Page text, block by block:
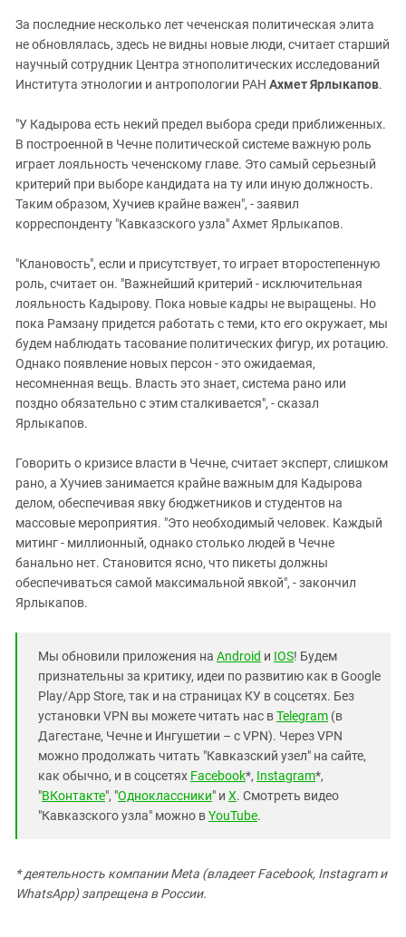
За последние несколько лет чеченская политическая элита
не обновлялась, здесь не видны новые люди, считает старший
научный сотрудник Центра этнополитических исследований
Института этнологии и антропологии РАН Ахмет Ярлыкапов.
"У Кадырова есть некий предел выбора среди приближенных.
В построенной в Чечне политической системе важную роль
играет лояльность чеченскому главе. Это самый серьезный
критерий при выборе кандидата на ту или иную должность.
Таким образом, Хучиев крайне важен", - заявил
корреспонденту "Кавказского узла" Ахмет Ярлыкапов.
"Клановость", если и присутствует, то играет второстепенную
роль, считает он. "Важнейший критерий - исключительная
лояльность Кадырову. Пока новые кадры не выращены. Но
пока Рамзану придется работать с теми, кто его окружает, мы
будем наблюдать тасование политических фигур, их ротацию.
Однако появление новых персон - это ожидаемая,
несомненная вещь. Власть это знает, система рано или
поздно обязательно с этим сталкивается", - сказал
Ярлыкапов.
Говорить о кризисе власти в Чечне, считает эксперт, слишком
рано, а Хучиев занимается крайне важным для Кадырова
делом, обеспечивая явку бюджетников и студентов на
массовые мероприятия. "Это необходимый человек. Каждый
митинг - миллионный, однако столько людей в Чечне
банально нет. Становится ясно, что пикеты должны
обеспечиваться самой максимальной явкой", - закончил
Ярлыкапов.
Мы обновили приложения на Android и IOS! Будем
признательны за критику, идеи по развитию как в Google
Play/App Store, так и на страницах КУ в соцсетях. Без
установки VPN вы можете читать нас вTelegram (в
Дагестане, Чечне и Ингушетии – с VPN). Через VPN
можно продолжать читать "Кавказский узел" на сайте,
как обычно, и в соцсетях Facebook*, Instagram*,
"ВКонтакте", "Одноклассники" и X. Смотреть видео
"Кавказского узла" можно вYouTube.
* деятельность компании Meta (владеет Facebook, Instagram и
WhatsApp) запрещена в России.